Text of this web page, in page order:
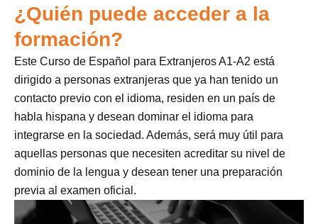
¿Quién puede acceder a la
formación?
Este Curso de Español para Extranjeros A1-A2 está
dirigido a personas extranjeras que ya han tenido un
contacto previo con el idioma, residen en un país de
habla hispana y desean dominar el idioma para
integrarse en la sociedad. Además, será muy útil para
aquellas personas que necesiten acreditar su nivel de
dominio de la lengua y desean tener una preparación
previa al examen oficial.